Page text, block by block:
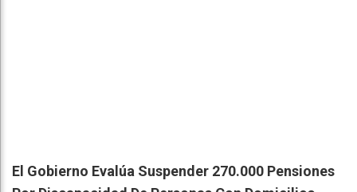
El Gobierno Evalúa Suspender 270.000 Pensiones